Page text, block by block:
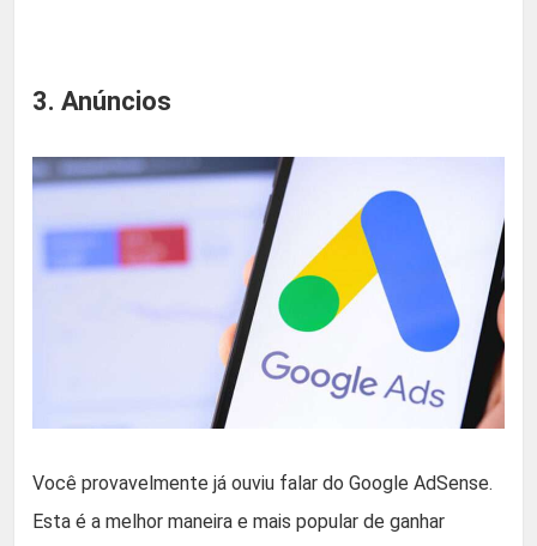
3. Anúncios
Você provavelmente já ouviu falar do Google AdSense.
Esta é a melhor maneira e mais popular de ganhar